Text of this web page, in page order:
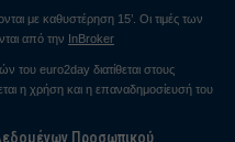
με καθυστέρηση 15’. Οι τιμές των
από την InBroker
του euro2day διατίθεται στους
η χρήση και η επαναδημοσίευσή του
Προσωπικού